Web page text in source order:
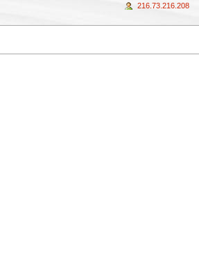
216.73.216.208